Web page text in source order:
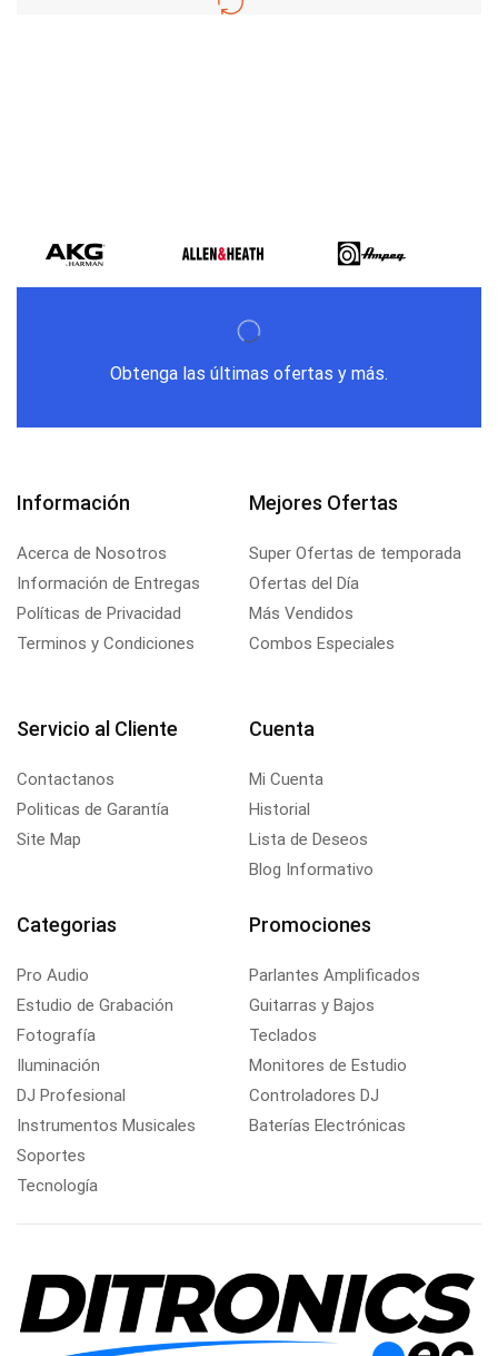
Obtenga las últimas ofertas y más.
Información
Acerca de Nosotros
Información de Entregas
Políticas de Privacidad
Terminos y Condiciones
Mejores Ofertas
Super Ofertas de temporada
Ofertas del Día
Más Vendidos
Combos Especiales
Servicio al Cliente
Contactanos
Politicas de Garantía
Site Map
Cuenta
Mi Cuenta
Historial
Lista de Deseos
Blog Informativo
Categorias
Pro Audio
Estudio de Grabación
Fotografía
Iluminación
DJ Profesional
Instrumentos Musicales
Soportes
Tecnología
Promociones
Parlantes Amplificados
Guitarras y Bajos
Teclados
Monitores de Estudio
Controladores DJ
Baterías Electrónicas